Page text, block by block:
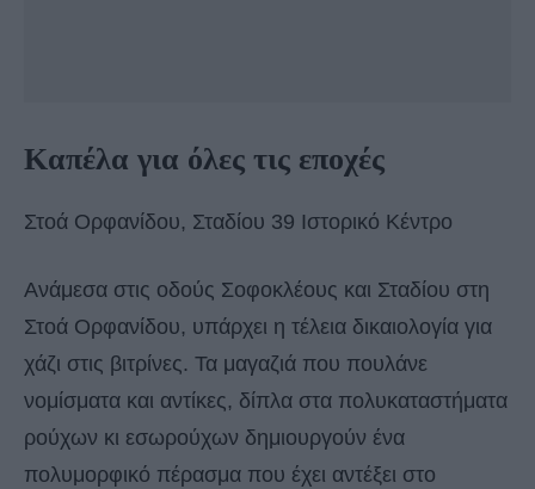
Καπέλα για όλες τις εποχές
Στοά Ορφανίδου, Σταδίου 39 Ιστορικό Κέντρο
Ανάμεσα στις οδούς Σοφοκλέους και Σταδίου στη
Στοά Ορφανίδου, υπάρχει η τέλεια δικαιολογία για
χάζι στις βιτρίνες. Τα μαγαζιά που πουλάνε
νομίσματα και αντίκες, δίπλα στα πολυκαταστήματα
ρούχων κι εσωρούχων δημιουργούν ένα
πολυμορφικό πέρασμα που έχει αντέξει στο